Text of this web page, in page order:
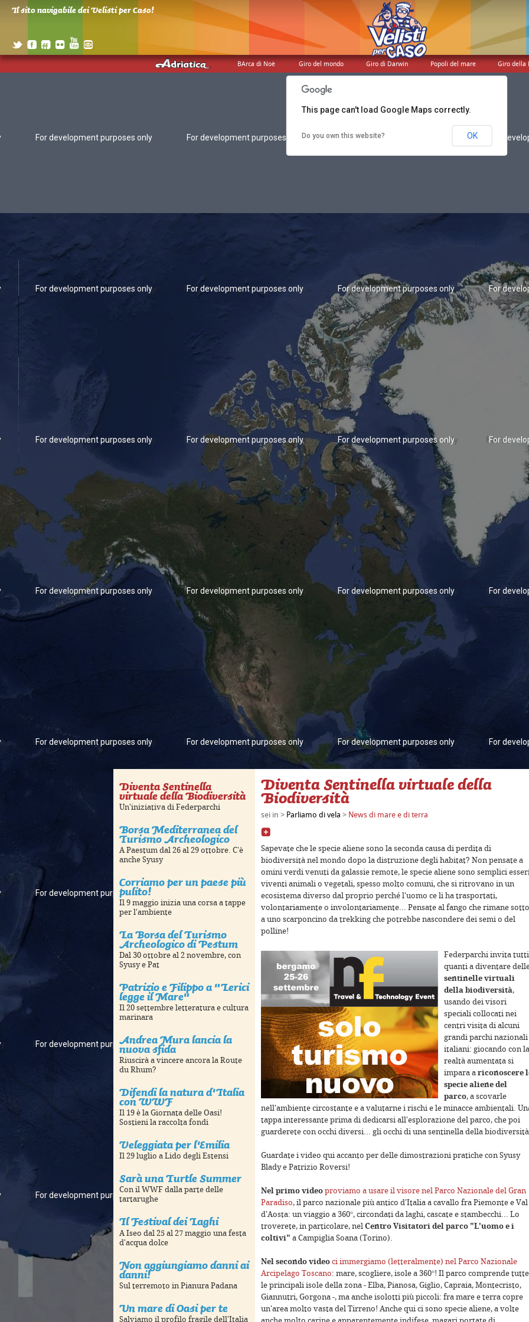
BArca di Noè Giro del mondo Giro di Darwin Popoli del mare Giro della
Il sito navigabile dei Velisti per Caso!
For development purposes only
For development purposes only
For development purposes only
For development purposes only For
For development purposes only
For
For development purposes only For
For development purposes only
For development purposes only
For development purposes only
For development purposes only For
For development purposes only For development purposes only
For
For development purposes only
For development purposes only
For development purposes only
For development purposes only For development purposes only For development purposes only For
For development purposes only
For development purposes only For
For development purposes only
For development purposes only For development purposes only For development purposes only For
This page can't load Google Maps correctly.
Do you own this website? OK
Diventa Sentinella
virtuale della Biodiversità
Un'iniziativa di Federparchi
Borsa Mediterranea del
Turismo Archeologico
A Paestum dal 26 al 29 ottobre. C'è
anche Syusy
Corriamo per un paese più
pulito!
Il 9 maggio inizia una corsa a tappe
per l'ambiente
La Borsa del Turismo
Archeologico di Pestum
Dal 30 ottobre al 2 novembre, con
Syusy e Pat
Patrizio e Filippo a "Lerici
legge il Mare"
Il 20 settembre letteratura e cultura
marinara
Andrea Mura lancia la
nuova sfida
Riuscirà a vincere ancora la Route
du Rhum?
Difendi la natura d'Italia
con WWF
Il 19 è la Giornata delle Oasi!
Sostieni la raccolta fondi
Veleggiata per l'Emilia
Il 29 luglio a Lido degli Estensi
Sarà una Turtle Summer
Con il WWF dalla parte delle
tartarughe
Il Festival dei Laghi
A Iseo dal 25 al 27 maggio una festa
d'acqua dolce
Non aggiungiamo danni ai
danni!
Sul terremoto in Pianura Padana
Un mare di Oasi per te
Salviamo il profilo fragile dell'Italia
Diventa Sentinella virtuale della
Biodiversità
sei in > Parliamo di vela > News di mare e di terra
Sapevate che le specie aliene sono la seconda causa di perdita di
biodiversità nel mondo dopo la distruzione degli habitat? Non pensate a
omini verdi venuti da galassie remote, le specie aliene sono semplici
viventi animali o vegetali, spesso molto comuni, che si ritrovano in un
ecosistema diverso dal proprio perché l'uomo ce li ha trasportati,
volontariamente o involontariamente... Pensate al fango che rimane sotto
a uno scarponcino da trekking che potrebbe nascondere dei semi o del
polline!
Federparchi invita tutti
quanti a diventare
sentinelle virtuali
della biodiversità,
usando dei visori
speciali collocati nei
centri visita di alcuni
grandi parchi nazionali
italiani: giocando con la
realtà aumentata si
impara a riconoscere
specie aliene del
parco, a scovarle
nell'ambiente circostante e a valutarne i rischi e le minacce ambientali.
tappa interessante prima di dedicarsi all'esplorazione del parco, che poi
guarderete con occhi diversi... gli occhi di una sentinella della
Guardate i video qui accanto per delle dimostrazioni pratiche con Syusy
Blady e Patrizio Roversi!
Nel primo video proviamo a usare il visore nel Parco Nazionale del Gran
Paradiso, il parco nazionale più antico d'Italia a cavallo fra Piemonte e Val
d'Aosta: un viaggio a 360°, circondati da laghi, cascate e stambecchi... Lo
troverete, in particolare, nel Centro Visitatori del parco "L'uomo e i
coltivi" a Campiglia Soana (Torino).
Nel secondo video ci immergiamo (letteralmente) nel Parco Nazionale
Arcipelago Toscano: mare, scogliere, isole a 360°! Il parco comprende tutte
le principali isole della zona - Elba, Pianosa, Giglio, Capraia, Montecristo,
Giannutri, Gorgona -, ma anche isolotti più piccoli: fra mare e terra copre
un'area molto vasta del Tirreno! Anche qui ci sono specie aliene, a volte